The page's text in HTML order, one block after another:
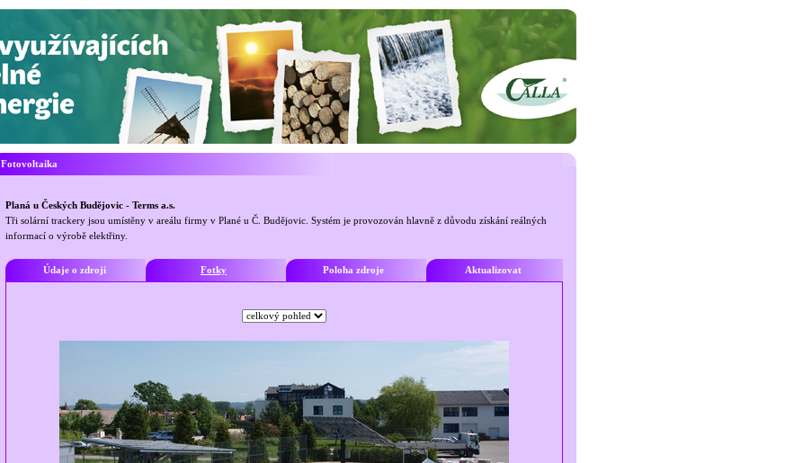
Fotovoltaika
Planá u Českých Budějovic - Terms a.s.
Tři solární trackery jsou umístěny v areálu firmy v Plané u Č. Budějovic. Systém je provozován hlavně z důvodu získání reálných
informací o výrobě elektřiny.
Údaje o zdroji Fotky Poloha zdroje Aktualizovat